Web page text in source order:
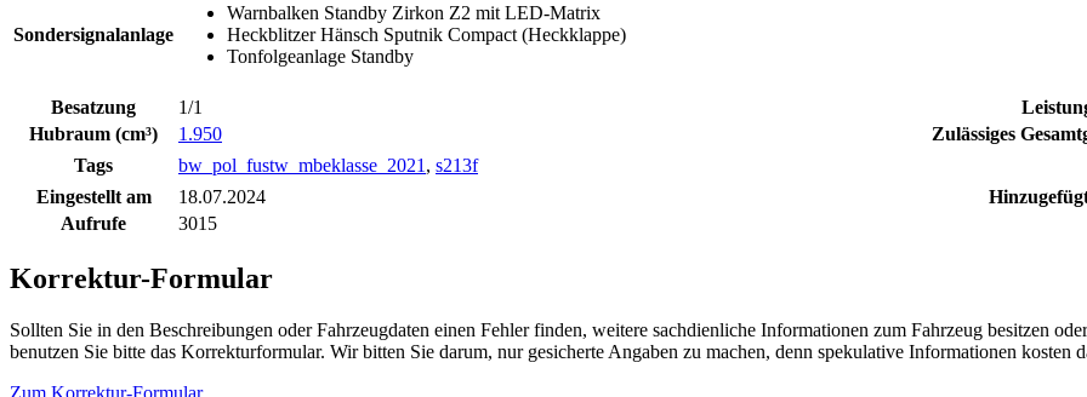
Sondersignalanlage
Warnbalken Standby Zirkon Z2 mit LED-Matrix
Heckblitzer Hänsch Sputnik Compact (Heckklappe)
Tonfolgeanlage Standby
Besatzung 1/1
Hubraum (cm³)
1.950
Zulässiges
Tags
bw_pol_fustw_mbeklasse_2021 , s213f
Eingestellt am
18.07.2024
Aufrufe
3015
Korrektur-Formular
Sollten Sie in den Beschreibungen oder Fahrzeugdaten einen Fehler finden, weitere sachdienliche Informationen zum Fahrzeug besitzen
benutzen Sie bitte das Korrekturformular. Wir bitten Sie darum, nur gesicherte Angaben zu machen, denn spekulative Informationen
Zum Korrektur-Formular